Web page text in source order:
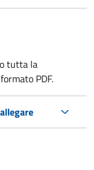
tutta la
PDF.